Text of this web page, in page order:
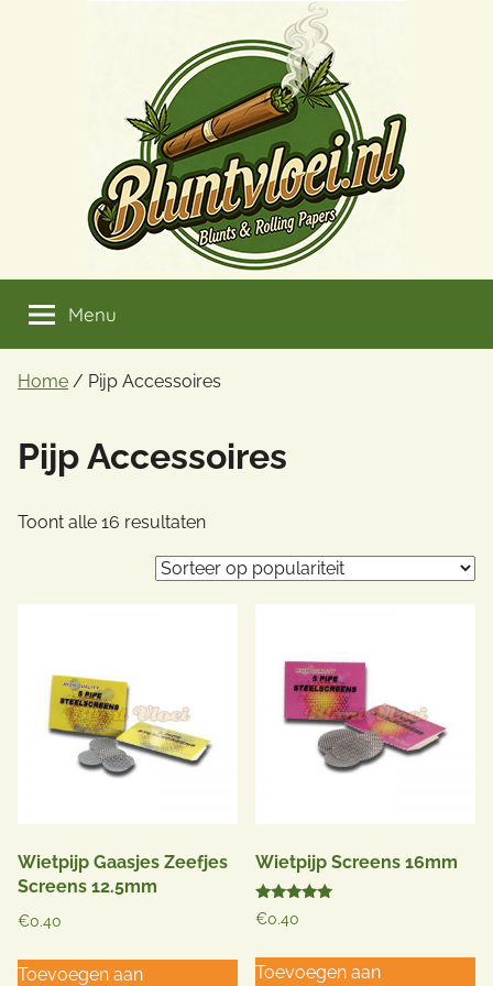
Menu
Home / Pijp Accessoires
Pijp Accessoires
Toont alle 16 resultatenGesorteerd
op
populariteit
Wietpijp Gaasjes Zeefjes
Screens 12.5mm
€0.40
Toevoegen aan
Wietpijp Screens 16mm
Gewaardeerd
5.00
€0.40
Toevoegen aan